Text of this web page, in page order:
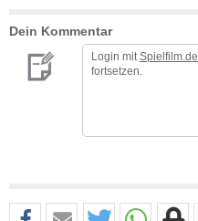
Dein Kommentar
Login mit Spielfilm.de
fortsetzen.